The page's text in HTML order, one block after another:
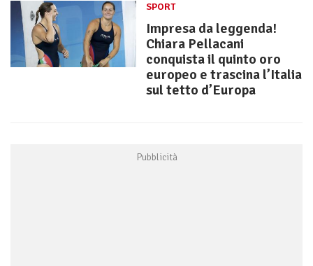
SPORT
Impresa da leggenda!
Chiara Pellacani
conquista il quinto oro
europeo e trascina l’Italia
sul tetto d’Europa